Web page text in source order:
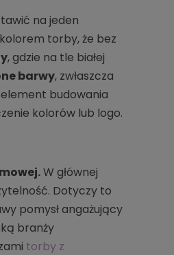
na jeden
torby, że bez
, gdzie na tle białej
barwy, zwłaszcza
budowania
kolorów lub logo.
W głównej
Dotyczy to
pomysł angażujący
branży
torby z